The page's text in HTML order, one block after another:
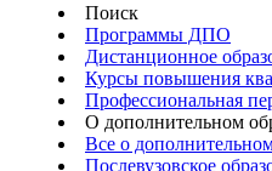
Поиск
Программы ДПО
Дистанционное
Курсы повышения
Профессиональная
О дополнительном
Все о
Послевузовское